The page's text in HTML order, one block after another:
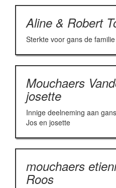
Aline & Robert
Sterkte voor gans de
Mouchaers
josette
Innige deelneming aan
Jos en josette
mouchaers
Roos